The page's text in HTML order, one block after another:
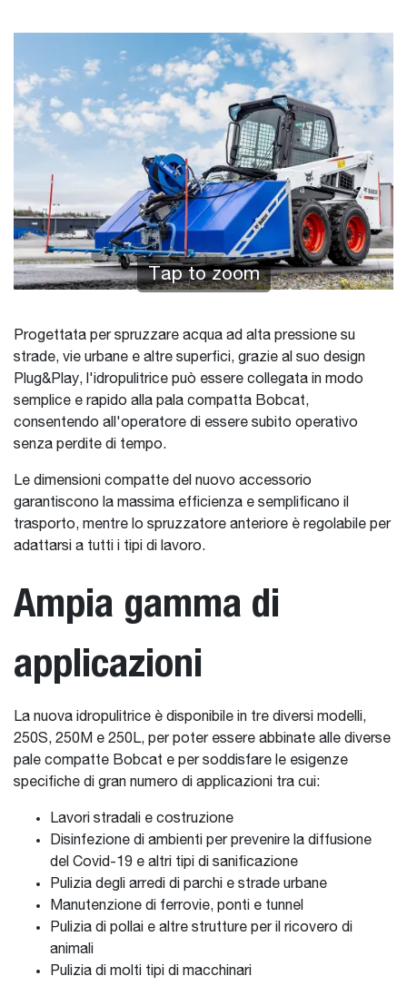
Tap to zoom
Progettata per spruzzare acqua ad alta pressione su
strade, vie urbane e altre superfici, grazie al suo design
Plug&Play, l'idropulitrice può essere collegata in modo
semplice e rapido alla pala compatta Bobcat,
consentendo all'operatore di essere subito operativo
senza perdite di tempo.
Le dimensioni compatte del nuovo accessorio
garantiscono la massima efficienza e semplificano il
trasporto, mentre lo spruzzatore anteriore è regolabile per
adattarsi a tutti i tipi di lavoro.
Ampia gamma di
applicazioni
La nuova idropulitrice è disponibile in tre diversi modelli,
250S, 250M e 250L, per poter essere abbinate alle diverse
pale compatte Bobcat e per soddisfare le esigenze
specifiche di gran numero di applicazioni tra cui:
Lavori stradali e costruzione
Disinfezione di ambienti per prevenire la diffusione
del Covid-19 e altri tipi di sanificazione
Pulizia degli arredi di parchi e strade urbane
Manutenzione di ferrovie, ponti e tunnel
Pulizia di pollai e altre strutture per il ricovero di
animali
Pulizia di molti tipi di macchinari